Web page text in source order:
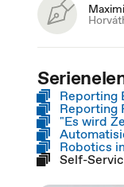
Reporting
Reporting
"Es wird
Robotics
Self-